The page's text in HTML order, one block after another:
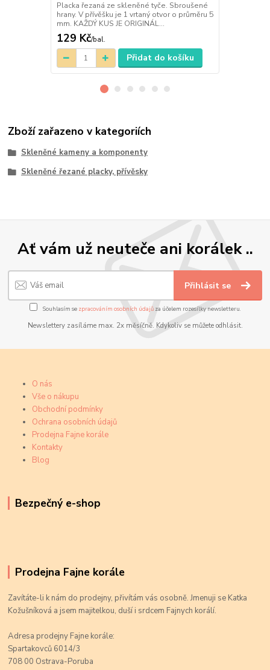
Placka řezaná ze skleněné tyče. Sbroušené
hrany. V přívěšku je 1 vrtaný otvor o průměru 5
mm. KAŽDÝ KUS JE ORIGINÁL...
129 Kč/bal.
Přidat do košíku
Zboží zařazeno v kategoriích
Skleněné kameny a komponenty
Skleněné řezané placky, přívěsky
Ať vám už neuteče ani korálek ..
Přihlásit se
Souhlasím se zpracováním osobních údajůza účelem rozesílky newsletteru.
Newslettery zasíláme max. 2x měsíčně. Kdykoliv se můžete odhlásit.
O nás
Vše o nákupu
Obchodní podmínky
Ochrana osobních údajů
Prodejna Fajne korále
Kontakty
Blog
Bezpečný e-shop
Prodejna Fajne korále
Zavítáte-li k nám do prodejny, přivítám vás osobně. Jmenuji se Katka
Kožušníková a jsem majitelkou, duší i srdcem Fajnych korálí.
Adresa prodejny Fajne korále:
Spartakovců 6014/3
708 00 Ostrava-Poruba